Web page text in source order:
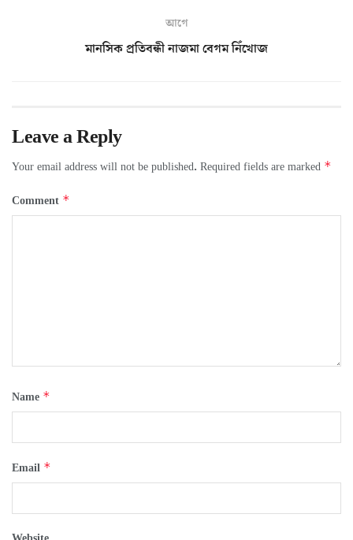
আগে
মানসিক প্রতিবন্ধী নাজমা বেগম নিঁখোজ
Leave a Reply
Your email address will not be published. Required fields are marked *
Comment *
Name *
Email *